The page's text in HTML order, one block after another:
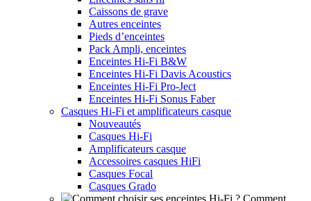
Caissons de grave
Autres enceintes
Pieds d’enceintes
Pack Ampli, enceintes
Enceintes Hi-Fi B&W
Enceintes Hi-Fi Davis Acoustics
Enceintes Hi-Fi Pro-Ject
Enceintes Hi-Fi Sonus Faber
Casques Hi-Fi et amplificateurs casque
Nouveautés
Casques Hi-Fi
Amplificateurs casque
Accessoires casques HiFi
Casques Focal
Casques Grado
Comment